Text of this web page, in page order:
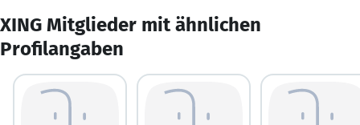
XING Mitglieder mit ähnlichen
Profilangaben